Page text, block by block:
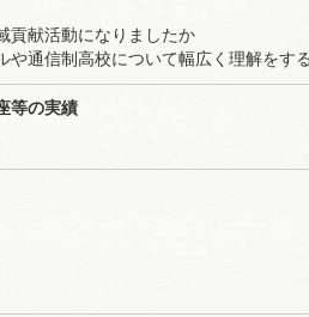
貢献活動になりましたか
通信制高校について幅広く理解をす
等の実績